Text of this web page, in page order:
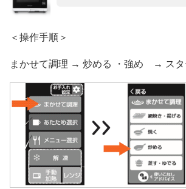
＜操作手順＞
まかせて調理 → 炒める ・強め → スタ